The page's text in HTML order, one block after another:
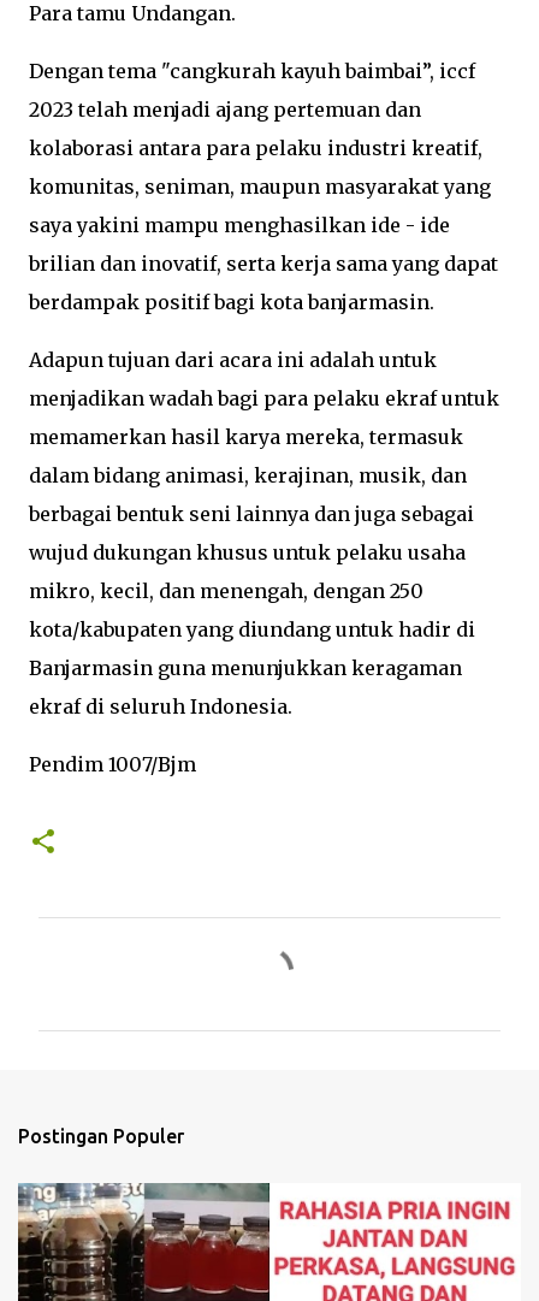
Para tamu Undangan.
Dengan tema "cangkurah kayuh baimbai”, iccf
2023 telah menjadi ajang pertemuan dan
kolaborasi antara para pelaku industri kreatif,
komunitas, seniman, maupun masyarakat yang
saya yakini mampu menghasilkan ide - ide
brilian dan inovatif, serta kerja sama yang dapat
berdampak positif bagi kota banjarmasin.
Adapun tujuan dari acara ini adalah untuk
menjadikan wadah bagi para pelaku ekraf untuk
memamerkan hasil karya mereka, termasuk
dalam bidang animasi, kerajinan, musik, dan
berbagai bentuk seni lainnya dan juga sebagai
wujud dukungan khusus untuk pelaku usaha
mikro, kecil, dan menengah, dengan 250
kota/kabupaten yang diundang untuk hadir di
Banjarmasin guna menunjukkan keragaman
ekraf di seluruh Indonesia.
Pendim 1007/Bjm
r
Postingan Populer